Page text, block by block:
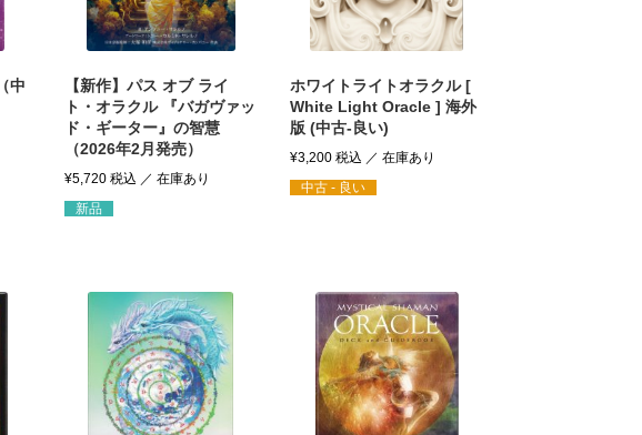
中
【新作】パス オブ ライ
ト・オラクル 『バガヴァッ
ド・ギーター』の智慧
（2026年2月発売）
¥5,720 税込
新品
ホワイトライトオラクル [
White Light Oracle ] 海外
版 (中古-良い)
¥3,200 税込
中古 - 良い